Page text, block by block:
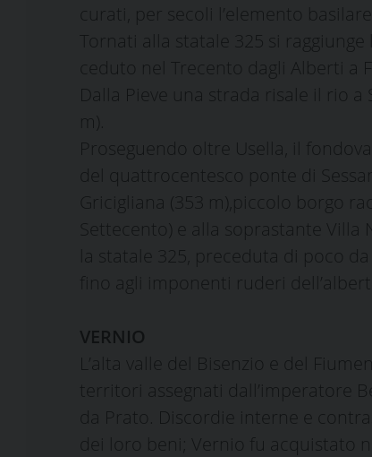
curati, per secoli l’elemento
Tornati alla statale 325 si
ceduto nel Trecento dagli Alberti a
Dalla Pieve una strada risale il rio
m).
Proseguendo oltre Usella, il
del quattrocentesco ponte di
Gricigliana (353 m),piccolo borgo
Settecento) e alla soprastante
la statale 325, preceduta di poco
fino agli imponenti ruderi
VERNIO
L’alta valle del Bisenzio e del
territori assegnati dall’imperatore
da Prato. Discordie interne e
dei loro beni; Vernio fu acquistato